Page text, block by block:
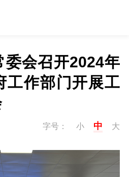
委会召开2024年
工作部门开展工
字号： 小 中 大